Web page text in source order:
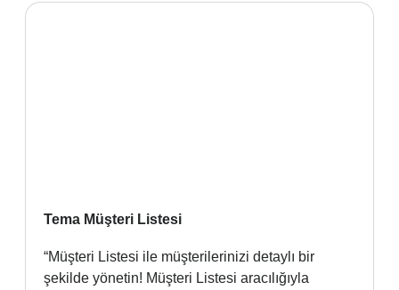
Tema Müşteri Listesi
“Müşteri Listesi ile müşterilerinizi detaylı bir
şekilde yönetin! Müşteri Listesi aracılığıyla